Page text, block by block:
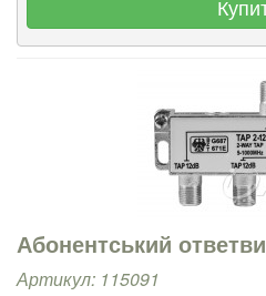
Абонентський
Артикул: 115091